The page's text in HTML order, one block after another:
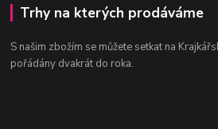
Trhy na kterých prodáváme
S našim zbožím se můžete setkat na
pořádány dvakrát do roka.